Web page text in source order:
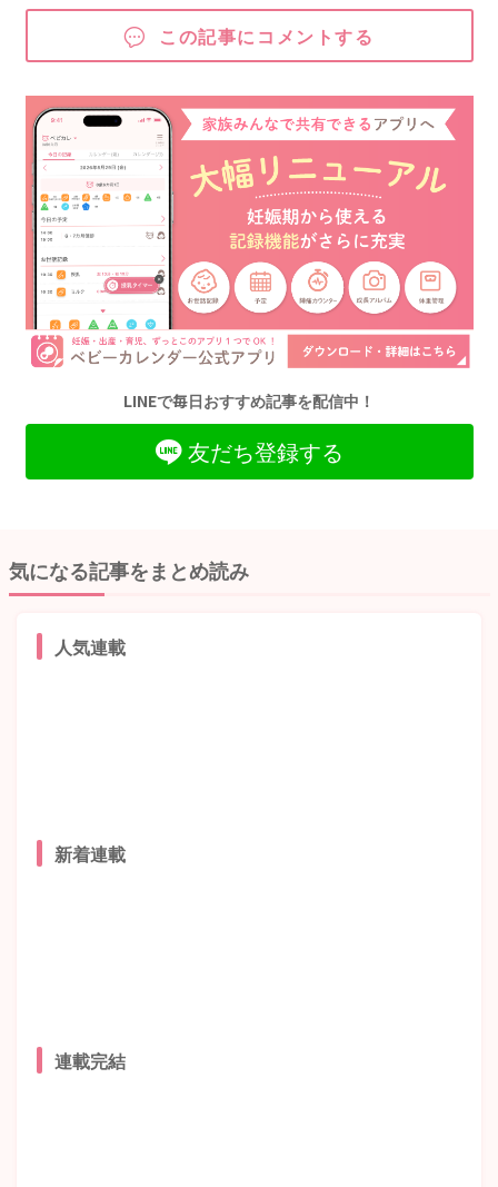
この記事にコメントする
LINEで毎日おすすめ記事を配信中！
友だち登録する
気になる記事をまとめ読み
人気連載
新着連載
連載完結